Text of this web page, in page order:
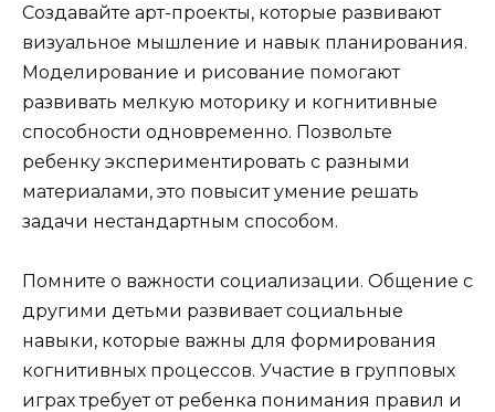
Создавайте арт-проекты, которые развивают
визуальное мышление и навык планирования.
Моделирование и рисование помогают
развивать мелкую моторику и когнитивные
способности одновременно. Позвольте
ребенку экспериментировать с разными
материалами, это повысит умение решать
задачи нестандартным способом.
Помните о важности социализации. Общение с
другими детьми развивает социальные
навыки, которые важны для формирования
когнитивных процессов. Участие в групповых
играх требует от ребенка понимания правил и